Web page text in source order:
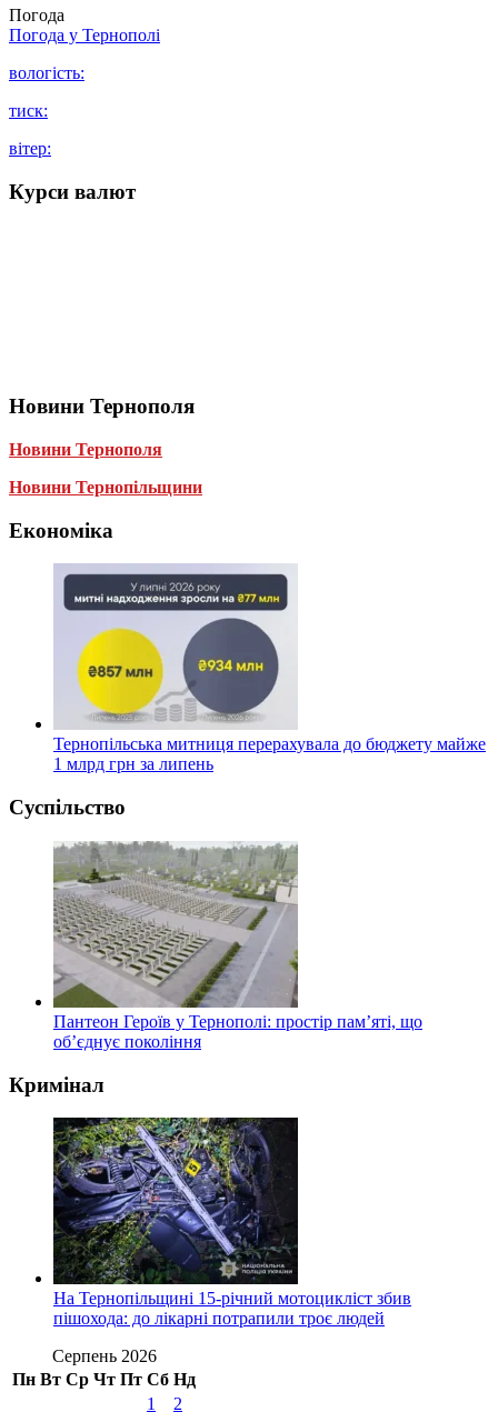
Погода
Погода у Тернополі
вологість:
тиск:
вітер:
Курси валют
Новини Тернополя
Новини Тернополя
Новини Тернопільщини
Економіка
Тернопільська митниця перерахувала до бюджету майже
1 млрд грн за липень
Суспільство
Пантеон Героїв у Тернополі: простір пам’яті, що
об’єднує покоління
Кримінал
На Тернопільщині 15-річний мотоцикліст збив
пішохода: до лікарні потрапили троє людей
Серпень 2026
Пн Вт Ср Чт Пт Сб Нд
1
2